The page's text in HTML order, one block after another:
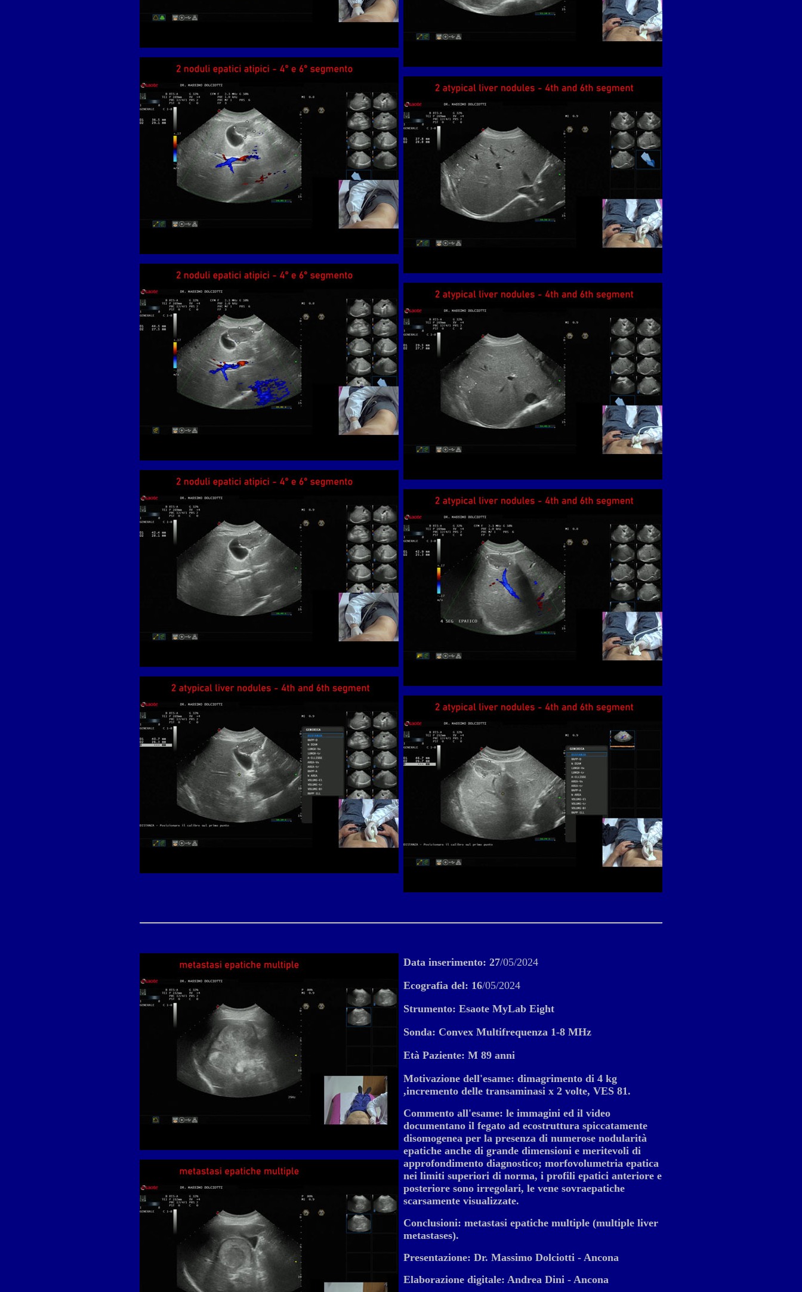
Data inserimento: 27/05/2024
Ecografia del: 16/05/2024
Strumento: Esaote MyLab Eight
Sonda: Convex Multifrequenza 1-8 MHz
Età Paziente: M 89 anni
Motivazione dell'esame: dimagrimento di 4 kg
,incremento delle transaminasi x 2 volte, VES 81.
Commento all'esame: le immagini ed il video
documentano il fegato ad ecostruttura spiccatamente
disomogenea per la presenza di numerose nodularità
epatiche anche di grande dimensioni e meritevoli di
approfondimento diagnostico; morfovolumetria epatica
nei limiti superiori di norma, i profili epatici anteriore e
posteriore sono irregolari, le vene sovraepatiche
scarsamente visualizzate.
Conclusioni: metastasi epatiche multiple (multiple liver
metastases).
Presentazione: Dr. Massimo Dolciotti - Ancona
Elaborazione digitale: Andrea Dini - Ancona